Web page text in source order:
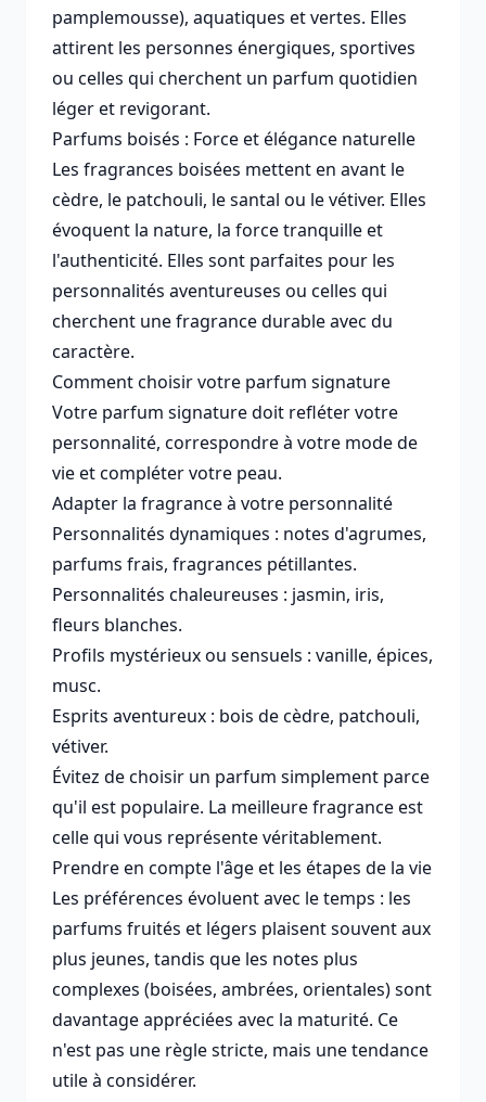
pamplemousse), aquatiques et vertes. Elles
attirent les personnes énergiques, sportives
ou celles qui cherchent un parfum quotidien
léger et revigorant.
Parfums boisés : Force et élégance naturelle
Les fragrances boisées mettent en avant le
cèdre, le patchouli, le santal ou le vétiver. Elles
évoquent la nature, la force tranquille et
l'authenticité. Elles sont parfaites pour les
personnalités aventureuses ou celles qui
cherchent une fragrance durable avec du
caractère.
Comment choisir votre parfum signature
Votre parfum signature doit refléter votre
personnalité, correspondre à votre mode de
vie et compléter votre peau.
Adapter la fragrance à votre personnalité
Personnalités dynamiques : notes d'agrumes,
parfums frais, fragrances pétillantes.
Personnalités chaleureuses : jasmin, iris,
fleurs blanches.
Profils mystérieux ou sensuels : vanille, épices,
musc.
Esprits aventureux : bois de cèdre, patchouli,
vétiver.
Évitez de choisir un parfum simplement parce
qu'il est populaire. La meilleure fragrance est
celle qui vous représente véritablement.
Prendre en compte l'âge et les étapes de la vie
Les préférences évoluent avec le temps : les
parfums fruités et légers plaisent souvent aux
plus jeunes, tandis que les notes plus
complexes (boisées, ambrées, orientales) sont
davantage appréciées avec la maturité. Ce
n'est pas une règle stricte, mais une tendance
utile à considérer.